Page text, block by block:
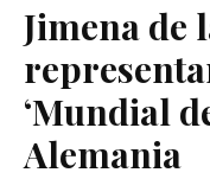
Jimena de
‘Mundial
Alemania